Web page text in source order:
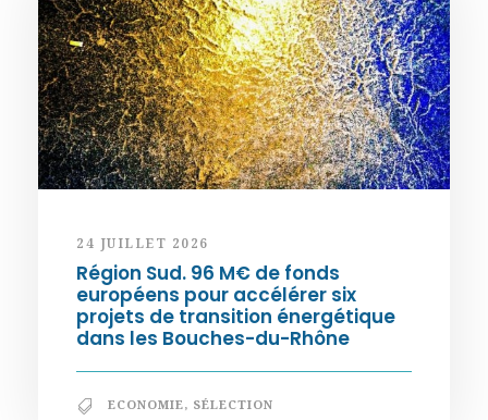
24 JUILLET 2026
Région Sud. 96 M€ de fonds
européens pour accélérer six
projets de transition énergétique
dans les Bouches-du-Rhône
ECONOMIE, SÉLECTION